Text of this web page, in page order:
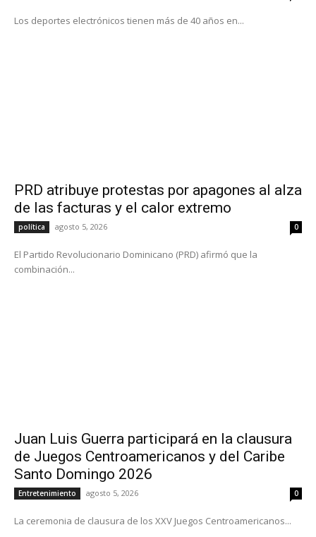
Los deportes electrónicos tienen más de 40 años en...
PRD atribuye protestas por apagones al alza
de las facturas y el calor extremo
política agosto 5, 2026 0
El Partido Revolucionario Dominicano (PRD) afirmó que la
combinación...
Juan Luis Guerra participará en la clausura
de Juegos Centroamericanos y del Caribe
Santo Domingo 2026
Entretenimiento agosto 5, 2026 0
La ceremonia de clausura de los XXV Juegos Centroamericanos...